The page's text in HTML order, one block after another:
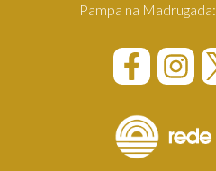
Pampa na Madrugada: